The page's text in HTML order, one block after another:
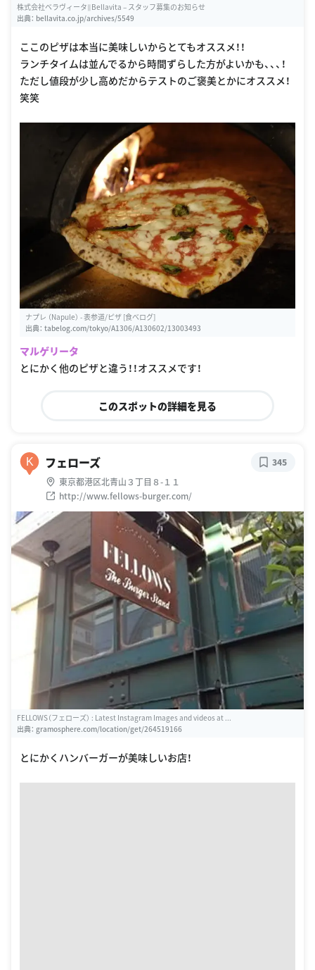
株式会社ベラヴィータ∥Bellavita – スタッフ募集のお知らせ
出典： bellavita.co.jp/archives/5549
ここのピザは本当に美味しいからとてもオススメ！！
ランチタイムは並んでるから時間ずらした方がよいかも、、、！
ただし値段が少し高めだからテストのご褒美とかにオススメ！
笑笑
ナプレ （Napule） - 表参道/ピザ [食べログ]
出典： tabelog.com/tokyo/A1306/A130602/13003493
マルゲリータ
とにかく他のピザと違う！！オススメです！
このスポットの詳細を見る
K フェローズ
東京都港区北青山３丁目８-１１
http://www.fellows-burger.com/
345
FELLOWS（フェローズ） : Latest Instagram Images and videos at ...
出典： gramosphere.com/location/get/264519166
とにかくハンバーガーが美味しいお店！